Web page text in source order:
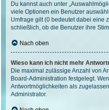
Du kannst auch unter
viele Optionen ein Benutzer
Umfrage gilt (0 bedeutet dabei eine
schließlich, ob die Benutzer ihre
Nach oben
Wieso kann ich nicht mehr
Die maximal zulässige Anzahl von
Board-Administration festgelegt.
Antwortmöglichkeiten als
Administrator.